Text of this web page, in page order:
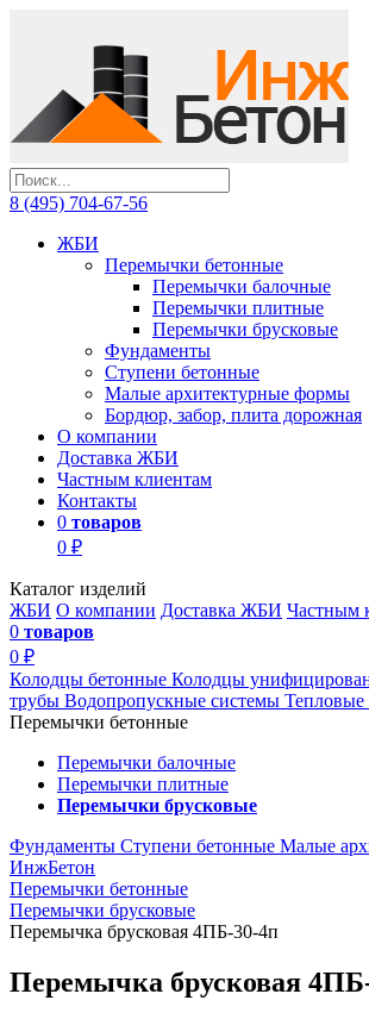
8 (495) 704-67-56
ЖБИ
Перемычки бетонные
Перемычки балочные
Перемычки плитные
Перемычки брусковые
Фундаменты
Ступени бетонные
Малые архитектурные формы
Бордюр, забор, плита дорожная
О компании
Доставка ЖБИ
Частным клиентам
Контакты
0 товаров
0 ₽
Каталог изделий
ЖБИ О компании Доставка ЖБИ Частным
0 товаров
0 ₽
Колодцы бетонные Колодцы
трубы Водопропускные системы
Перемычки бетонные
Перемычки балочные
Перемычки плитные
Перемычки брусковые
Фундаменты Ступени бетонные Малые
ИнжБетон
Перемычки бетонные
Перемычки брусковые
Перемычка брусковая 4ПБ-30-4п
Перемычка брусковая